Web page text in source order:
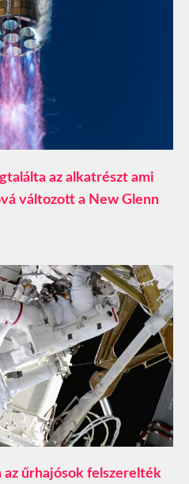
az alkatrészt ami
változott a New Glenn
az űrhajósok felszerelték